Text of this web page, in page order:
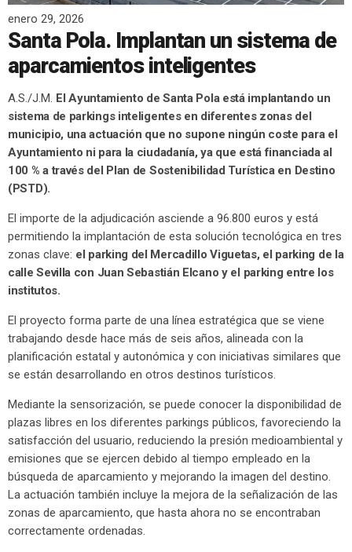
enero 29, 2026
Santa Pola. Implantan un sistema de
aparcamientos inteligentes
A.S./J.M. El Ayuntamiento de Santa Pola está implantando un
sistema de parkings inteligentes en diferentes zonas del
municipio, una actuación que no supone ningún coste para el
Ayuntamiento ni para la ciudadanía, ya que está financiada al
100 % a través del Plan de Sostenibilidad Turística en Destino
(PSTD).
El importe de la adjudicación asciende a 96.800 euros y está
permitiendo la implantación de esta solución tecnológica en tres
zonas clave: el parking del Mercadillo Viguetas, el parking de la
calle Sevilla con Juan Sebastián Elcano y el parking entre los
institutos.
El proyecto forma parte de una línea estratégica que se viene
trabajando desde hace más de seis años, alineada con la
planificación estatal y autonómica y con iniciativas similares que
se están desarrollando en otros destinos turísticos.
Mediante la sensorización, se puede conocer la disponibilidad de
plazas libres en los diferentes parkings públicos, favoreciendo la
satisfacción del usuario, reduciendo la presión medioambiental y
emisiones que se ejercen debido al tiempo empleado en la
búsqueda de aparcamiento y mejorando la imagen del destino.
La actuación también incluye la mejora de la señalización de las
zonas de aparcamiento, que hasta ahora no se encontraban
correctamente ordenadas.